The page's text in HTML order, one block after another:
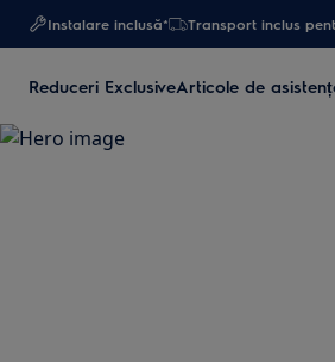
Instalare inclusă* Transport inclus
Reduceri ExclusiveArticole de